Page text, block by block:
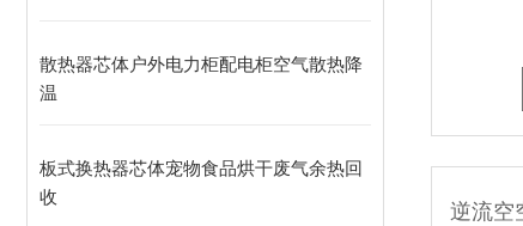
散热器芯体户外电力柜配电柜空气散热降
温
板式换热器芯体宠物食品烘干废气余热回
收